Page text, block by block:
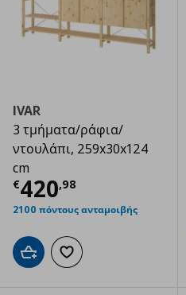
IVAR
3 τμήματα/ράφια/
ντουλάπι, 259x30x124
cm
€420,98
Τρέχουσα τιμή
2100 πόντους ανταμοιβής
Προσθήκη στο καλάθι
Προσθήκη στα αγαπημένα